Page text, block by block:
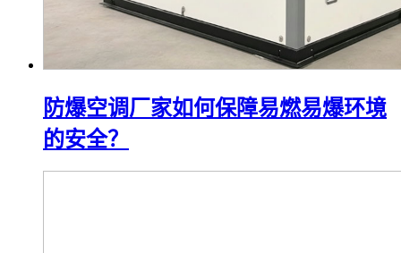
防爆空调厂家如何保障易燃易爆环境
的安全？